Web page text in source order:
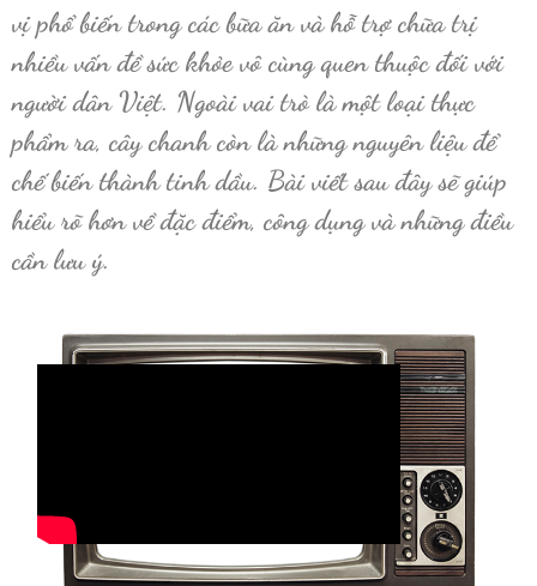
vị phổ biến trong các bữa ăn và hỗ trợ chữa trị
nhiều vấn đề sức khỏe vô cùng quen thuộc đối với
người dân Việt. Ngoài vai trò là một loại thực
phẩm ra, cây chanh còn là những nguyên liệu để
chế biến thành tinh dầu. Bài viết sau đây sẽ giúp
hiểu rõ hơn về đặc điểm, công dụng và những điều
cần lưu ý.